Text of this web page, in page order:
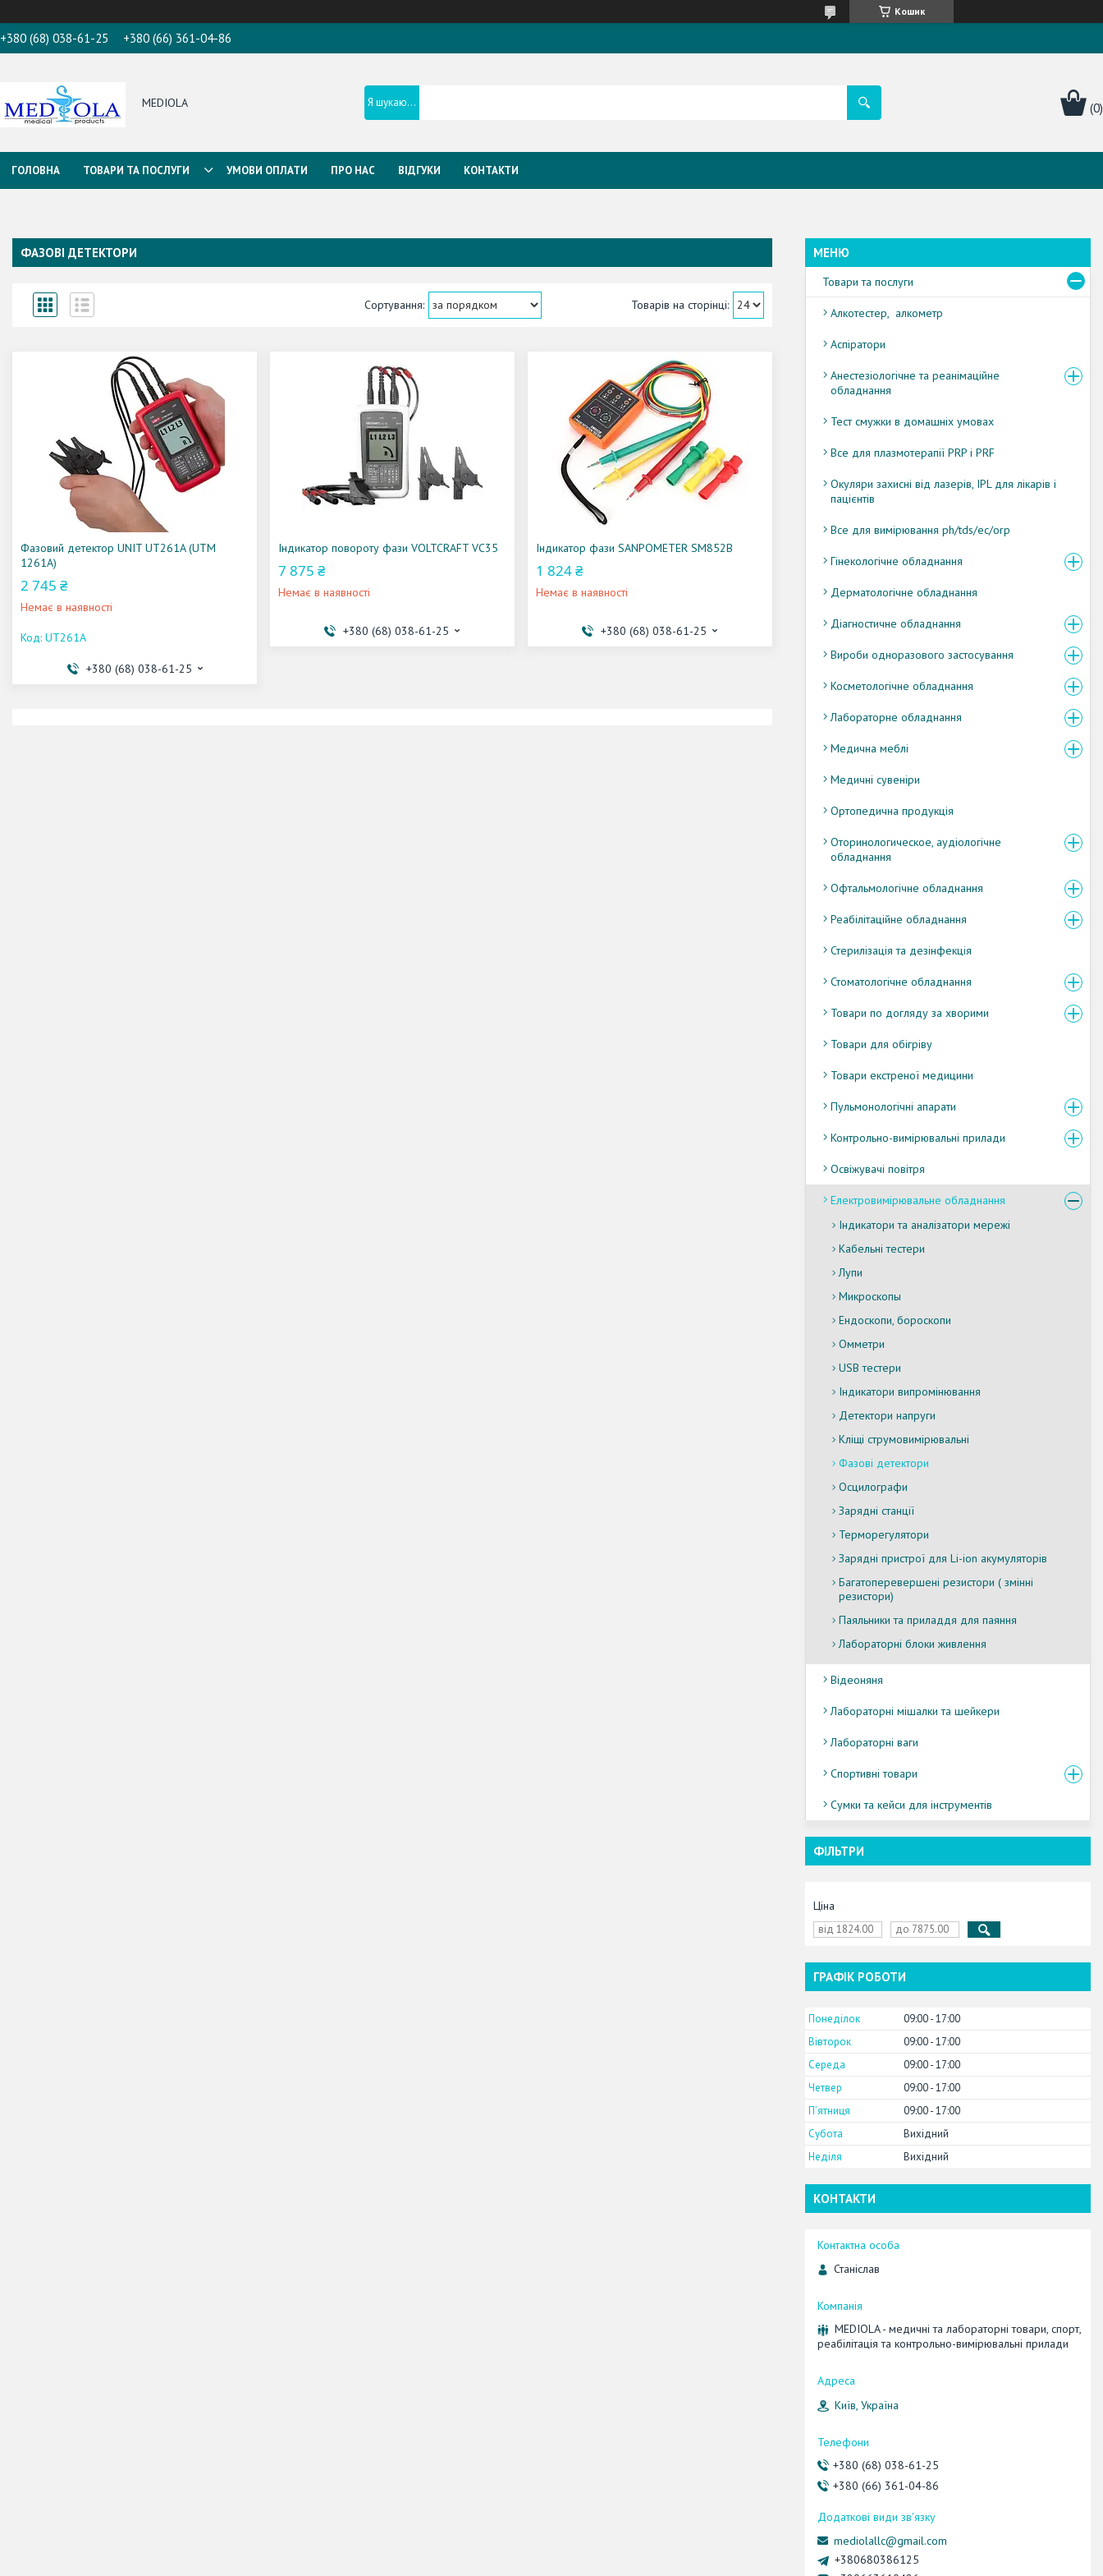
Кошик
+380 (68) 038-61-25 +380 (66) 361-04-86
MEDIOLA
ГОЛОВНА ТОВАРИ ТА ПОСЛУГИ УМОВИ ОПЛАТИ ПРО НАС ВІДГУКИ КОНТАКТИ
ФАЗОВІ ДЕТЕКТОРИ
Фазовий детектор UNIT UT261A (UTM
1261A)
2 745 ₴
Немає в наявності
UT261A
+380 (68) 038-61-25
Індикатор повороту фази VOLTCRAFT VC35
7 875 ₴
Немає в наявності
+380 (68) 038-61-25
Індикатор фази SANPOMETER SM852B
1 824 ₴
Немає в наявності
+380 (68) 038-61-25
Товари та послуги
Алкотестер, алкометр
Аспіратори
Анестезіологічне та реанімаційне
обладнання
Тест смужки в домашніх умовах
Все для плазмотерапії PRP і PRF
Окуляри захисні від лазерів, IPL для лікарів і
пацієнтів
Все для вимірювання ph/tds/ec/orp
Гінекологічне обладнання
Дерматологічне обладнання
Діагностичне обладнання
Вироби одноразового застосування
Косметологічне обладнання
Лабораторне обладнання
Медична меблі
Медичні сувеніри
Ортопедична продукція
Оторинологическое, аудіологічне
обладнання
Офтальмологічне обладнання
Реабілітаційне обладнання
Стерилізація та дезінфекція
Стоматологічне обладнання
Товари по догляду за хворими
Товари для обігріву
Товари екстреної медицини
Пульмонологічні апарати
Контрольно-вимірювальні прилади
Освіжувачі повітря
Електровимірювальне обладнання
Індикатори та аналізатори мережі
Кабельні тестери
Лупи
Микроскопы
Ендоскопи, бороскопи
Омметри
USB тестери
Індикатори випромінювання
Детектори напруги
Кліщі струмовимірювальні
Фазові детектори
Осцилографи
Зарядні станції
Терморегулятори
Зарядні пристрої для Li-ion акумуляторів
Багатоперевершені резистори ( змінні
резистори)
Паяльники та приладдя для паяння
Лабораторні блоки живлення
Відеоняня
Лабораторні мішалки та шейкери
Лабораторні ваги
Спортивні товари
Сумки та кейси для інструментів
ФІЛЬТРИ
Ціна
ГРАФІК РОБОТИ
Понеділок 09:00 17:00
Вівторок
09:00 17:00
Середа
09:00 17:00
Четвер
09:00 17:00
Пʼятниця
09:00 17:00
Субота
Вихідний
Неділя
Вихідний
КОНТАКТИ
Станіслав
MEDIOLA - медичні та лабораторні товари, спорт,
реабілітація та контрольно-вимірювальні прилади
Київ, Україна
+380 (68) 038-61-25
+380 (66) 361-04-86
mediolallc@gmail.com
+380680386125